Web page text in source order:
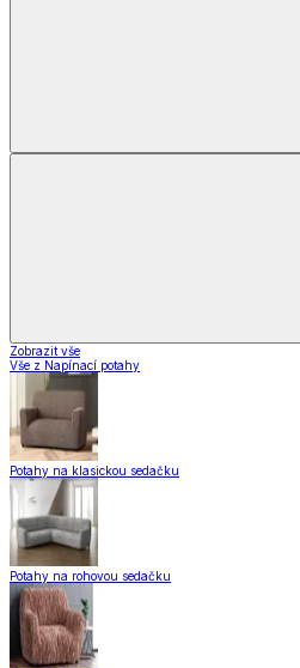
Zobrazit vše
Vše z Napínací potahy
Potahy na klasickou sedačku
Potahy na rohovou sedačku